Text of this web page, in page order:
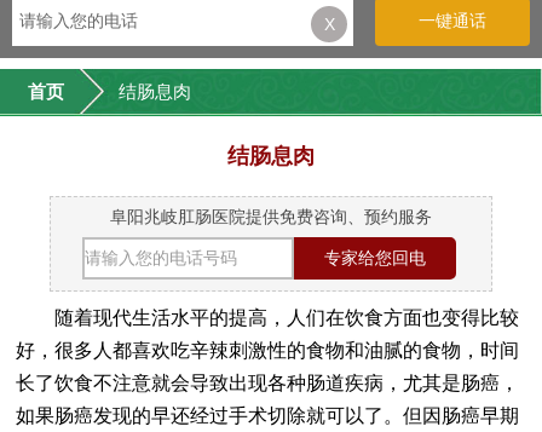
X 一键通话
首页 结肠息肉
结肠息肉
阜阳兆岐肛肠医院提供免费咨询、预约服务
随着现代生活水平的提高，人们在饮食方面也变得比较
好，很多人都喜欢吃辛辣刺激性的食物和油腻的食物，时间
长了饮食不注意就会导致出现各种肠道疾病，尤其是肠癌，
如果肠癌发现的早还经过手术切除就可以了。但因肠癌早期